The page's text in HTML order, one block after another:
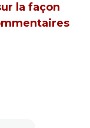
la façon